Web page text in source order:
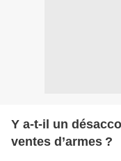
Y a-t-il un
ventes d’armes ?